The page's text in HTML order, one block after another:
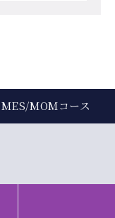
MES/MOMコース